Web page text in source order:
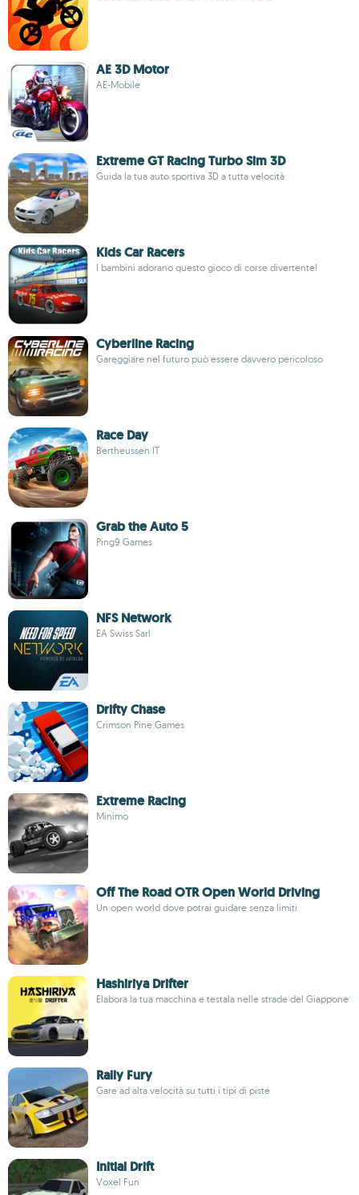
AE 3D Motor
AE-Mobile
Extreme GT Racing Turbo Sim 3D
Guida la tua auto sportiva 3D a tutta velocità
Kids Car Racers
I bambini adorano questo gioco di corse divertente!
Cyberline Racing
Gareggiare nel futuro può essere davvero pericoloso
Race Day
Bertheussen IT
Grab the Auto 5
Ping9 Games
NFS Network
EA Swiss Sarl
Drifty Chase
Crimson Pine Games
Extreme Racing
Minimo
Off The Road OTR Open World Driving
Un open world dove potrai guidare senza limiti
Hashiriya Drifter
Elabora la tua macchina e testala nelle strade del Giappone
Rally Fury
Gare ad alta velocità su tutti i tipi di piste
Initial Drift
Voxel Fun